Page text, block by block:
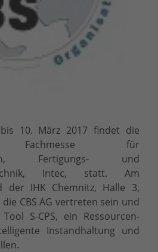
10. März 2017 findet die
Fachmesse für
Fertigungs- und
Intec, statt. Am
der IHK Chemnitz, Halle 3,
CBS AG vertreten sein und
S-CPS, ein Ressourcen-
Instandhaltung und